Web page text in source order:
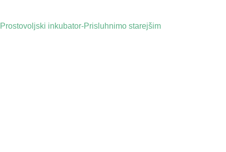
Prostovoljski inkubator-Prisluhnimo starejšim